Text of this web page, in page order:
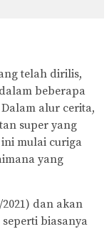
telah dirilis,
beberapa
alur cerita,
super yang
mulai curiga
yang
dan akan
biasanya